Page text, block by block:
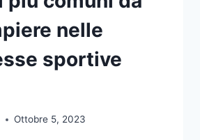
nelle
sportive
Ottobre 5, 2023